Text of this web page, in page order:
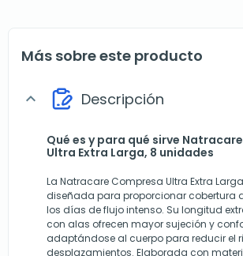
Más sobre este producto
expand_more Descripción
Qué es y para qué sirve
Ultra Extra Larga, 8 unidades
La Natracare Compresa Ultra Extra
diseñada para proporcionar cobertura
los días de flujo intenso. Su longitud
con alas ofrecen mayor sujeción y
adaptándose al cuerpo para reducir el
desplazamientos. Elaborada con